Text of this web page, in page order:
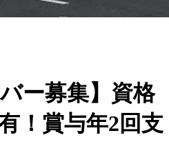
ー募集】資格
！賞与年2回支